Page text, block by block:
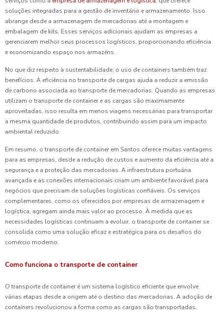
soluções integradas para a gestão de inventário e armazenamento. Isso
abrange desde a armazenagem de mercadorias até a montagem e
embalagem de kits. Esses serviços adicionais ajudam as empresas a
gerenciarem melhor seus processos logísticos, proporcionando eficiência
e economizando espaço nos armazéns.
No que diz respeito à sustentabilidade, o uso de containers também traz
benefícios. A eficiência no transporte de cargas ajuda a reduzir a emissão
de carbono associada ao transporte de mercadorias. Quando as empresas
utilizam o transporte de container e as cargas são maximamente
aproveitadas, isso resulta em menos viagens necessárias para transportar
a mesma quantidade de produtos, contribuindo assim para um impacto
ambiental reduzido.
Em resumo, o transporte de container em Santos oferece muitas vantagens
para as empresas, desde a redução de custos e aumento da eficiência até a
segurança e a proteção das mercadorias. A infraestrutura portuária
avançada e as conexões internacionais criam um ambiente favorável para
negócios que precisam de soluções logísticas confiáveis. Os serviços
complementares, como os oferecidos por empresas de armazenagem e
logística, agregam ainda mais valor ao processo. À medida que as
necessidades logísticas continuam a evoluir, o transporte de container se
consolida como uma solução eficaz e estratégica para os desafios do
comércio moderno.
Como funciona o transporte de container
O transporte de container é um sistema logístico eficiente que envolve
várias etapas desde a origem até o destino das mercadorias. A adoção de
containers revolucionou a forma como as cargas são transportadas,